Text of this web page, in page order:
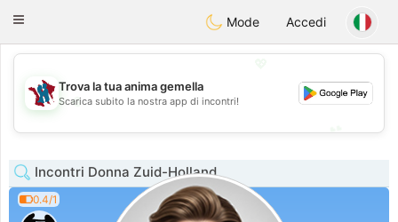
Taimerais
Toggle
Mode Accedi
💖
💕
Trova la tua anima gemella
Scarica subito la nostra app di incontri!
Incontri Donna Zuid-Holland
0.4/1